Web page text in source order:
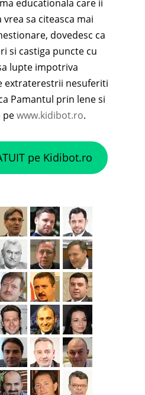
educationala care ii
sa citeasca mai
dovedesc ca
si castiga puncte cu
lupte impotriva
extraterestrii nesuferiti
Pamantul prin lene si
pewww.kidibot.ro.
pe Kidibot.ro